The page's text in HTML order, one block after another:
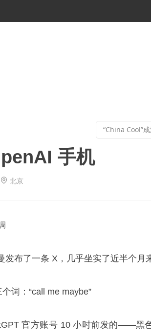
手机
北京
发布了一条 X，几乎坐实了近半个月
词：“call me maybe”
官方账号 10 小时前发的——黑